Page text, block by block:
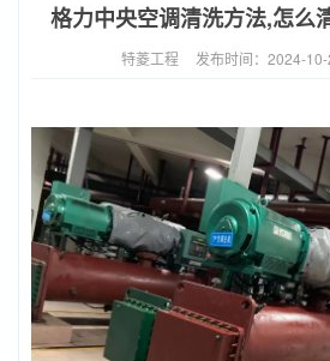
格力中央空调清洗方法,怎么
特菱工程 发布时间：2024-